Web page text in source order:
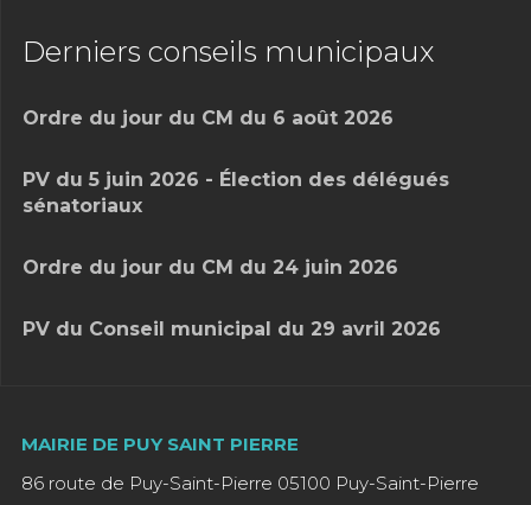
Derniers conseils municipaux
Ordre du jour du CM du 6 août 2026
PV du 5 juin 2026 - Élection des délégués
sénatoriaux
Ordre du jour du CM du 24 juin 2026
PV du Conseil municipal du 29 avril 2026
MAIRIE DE PUY SAINT PIERRE
86 route de Puy-Saint-Pierre 05100 Puy-Saint-Pierre